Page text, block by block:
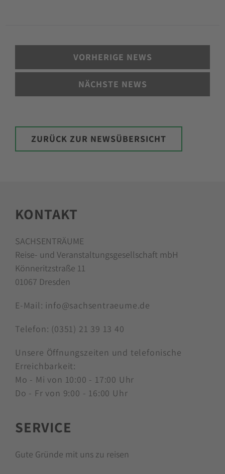
VORHERIGE NEWS
NÄCHSTE NEWS
ZURÜCK ZUR NEWSÜBERSICHT
KONTAKT
SACHSENTRÄUME
Reise- und Veranstaltungsgesellschaft mbH
Könneritzstraße 11
01067 Dresden
E-Mail: info@sachsentraeume.de
Telefon: (0351) 21 39 13 40
Unsere Öffnungszeiten und telefonische
Erreichbarkeit:
Mo - Mi von 10:00 - 17:00 Uhr
Do - Fr von 9:00 - 16:00 Uhr
SERVICE
Gute Gründe mit uns zu reisen